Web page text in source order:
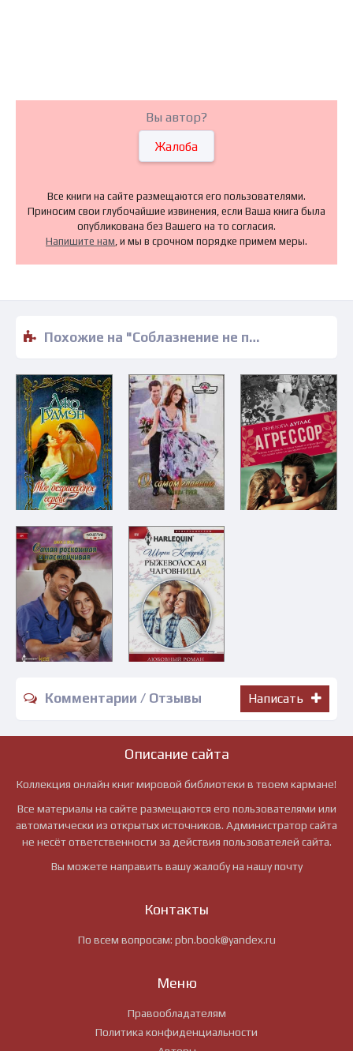
Вы автор?
Жалоба
Все книги на сайте размещаются его пользователями.
Приносим свои глубочайшие извинения, если Ваша книга была
опубликована без Вашего на то согласия.
Напишите нам, и мы в срочном порядке примем меры.
Похожие на "Соблазнение не по сценарию - Чарлин Сэндс" книги читать бесплатно полные версии
Комментарии / Отзывы Написать
Описание сайта
Коллекция онлайн книг мировой библиотеки в твоем кармане!
Все материалы на сайте размещаются его пользователями или
автоматически из открытых источников. Администратор сайта
не несёт ответственности за действия пользователей сайта.
Вы можете направить вашу жалобу на нашу почту
Контакты
По всем вопросам: pbn.book@yandex.ru
Меню
Правообладателям
Политика конфиденциальности